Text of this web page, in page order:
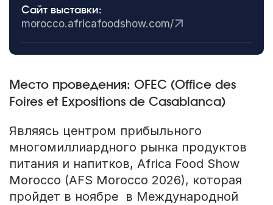
Сайт выставки:
morocco.africafoodshow.com/
Место проведения: OFEC (Office des
Foires et Expositions de Casablanca)
Являясь центром прибыльного
многомиллиардного рынка продуктов
питания и напитков, Africa Food Show
Morocco (AFS Morocco 2026), которая
пройдет в ноябре в Международной